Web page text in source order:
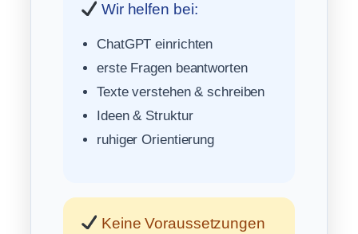
Wir helfen bei:
ChatGPT einrichten
erste Fragen beantworten
Texte verstehen & schreiben
Ideen & Struktur
ruhiger Orientierung
Keine Voraussetzungen